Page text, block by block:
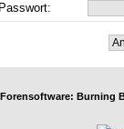
Passwort:
Forensoftware: Burning